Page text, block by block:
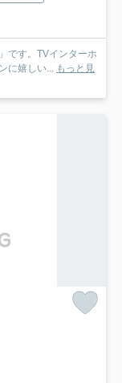
です。TVインターホ
に嬉しい... もっと見